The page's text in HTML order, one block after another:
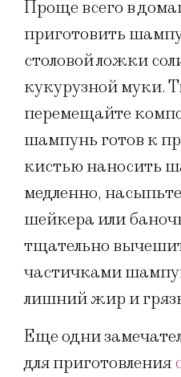
Проще всего в
приготовить
столовой ложки
кукурузной муки.
перемещайте
шампунь готов к
кистью наносить
медленно,
шейкера или
тщательно
частичками
лишний жир и
Еще одни
для приготовления